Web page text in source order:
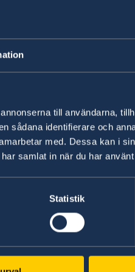
till användarna,
sådana identifierare och
med. Dessa kan i
samlat in när du har
Statistik
inte denna
där det
Därför har
ett resedokument till
18 år. Under
måste han eller
behållas. Om det
sägas upp, i
där det framgår att
skilsmässor
som är registrerade
(Hukou) som
och
i denna situation är